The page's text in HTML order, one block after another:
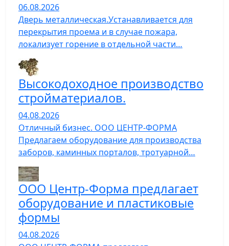
06.08.2026
Дверь металлическая.Устанавливается для
перекрытия проема и в случае пожара,
локализует горение в отдельной части…
Высокодоходное производство
стройматериалов.
04.08.2026
Отличный бизнес. ООО ЦЕНТР-ФОРМА
Предлагаем оборудование для производства
заборов, каминных порталов, тротуарной…
ООО Центр-Форма предлагает
оборудование и пластиковые
формы
04.08.2026